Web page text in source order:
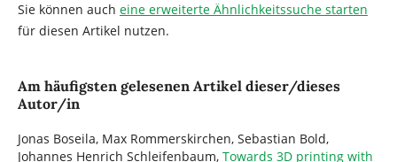
Sie können auch eine erweiterte Ähnlichkeitssuche starten
für diesen Artikel nutzen.
Am häufigsten gelesenen Artikel dieser/dieses
Autor/in
Jonas Boseila, Max Rommerskirchen, Sebastian Bold,
Johannes Henrich Schleifenbaum, Towards 3D printing with